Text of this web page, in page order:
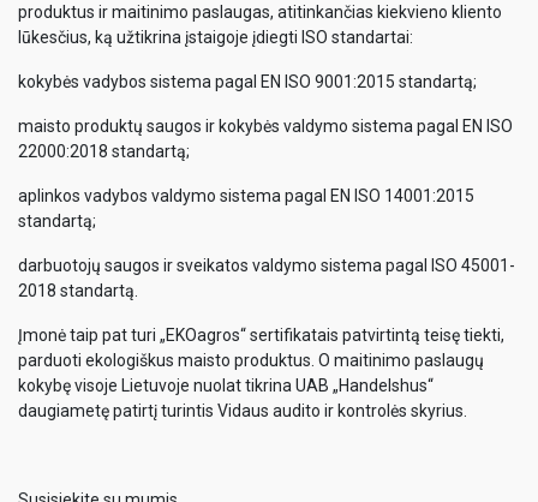
produktus ir maitinimo paslaugas, atitinkančias kiekvieno kliento
lūkesčius, ką užtikrina įstaigoje įdiegti ISO standartai:
kokybės vadybos sistema pagal EN ISO 9001:2015 standartą;
maisto produktų saugos ir kokybės valdymo sistema pagal EN ISO
22000:2018 standartą;
aplinkos vadybos valdymo sistema pagal EN ISO 14001:2015
standartą;
darbuotojų saugos ir sveikatos valdymo sistema pagal ISO 45001-
2018 standartą.
Įmonė taip pat turi „EKOagros“ sertifikatais patvirtintą teisę tiekti,
parduoti ekologiškus maisto produktus. O maitinimo paslaugų
kokybę visoje Lietuvoje nuolat tikrina UAB „Handelshus“
daugiametę patirtį turintis Vidaus audito ir kontrolės skyrius.